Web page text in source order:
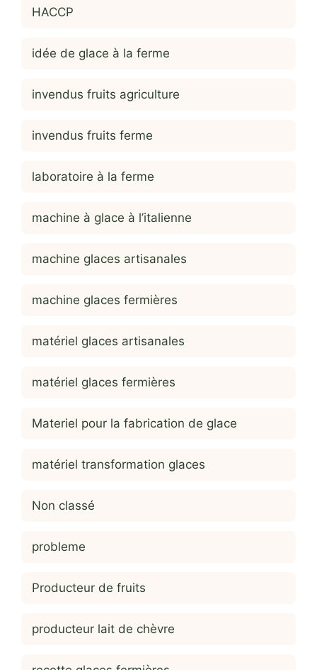
HACCP
idée de glace à la ferme
invendus fruits agriculture
invendus fruits ferme
laboratoire à la ferme
machine à glace à l’italienne
machine glaces artisanales
machine glaces fermières
matériel glaces artisanales
matériel glaces fermières
Materiel pour la fabrication de glace
matériel transformation glaces
Non classé
probleme
Producteur de fruits
producteur lait de chèvre